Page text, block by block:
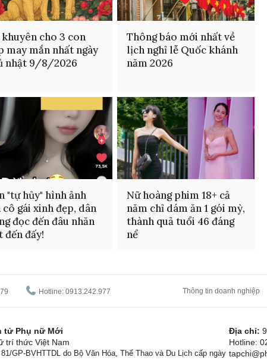
cho 3 con
may mắn nhất ngày
nhật 9/8/2026
Thông báo mới nhất về
lịch nghỉ lễ Quốc khánh
năm 2026
"tự hủy" hình ảnh
cô gái xinh đẹp, dân
đọc đến đâu nhăn
đến đấy!
Nữ hoàng phim 18+ cả
năm chỉ dám ăn 1 gói mỳ,
thành quả tuổi 46 đáng
nể
Hotline: 0913.242.977 Thông tin doanh nghiệp
tử Phụ nữ Mới
trí thức Việt Nam
GP-BVHTTDL do Bộ Văn Hóa, Thể Thao và Du Lịch cấp ngày
Địa chỉ:
Hotline: